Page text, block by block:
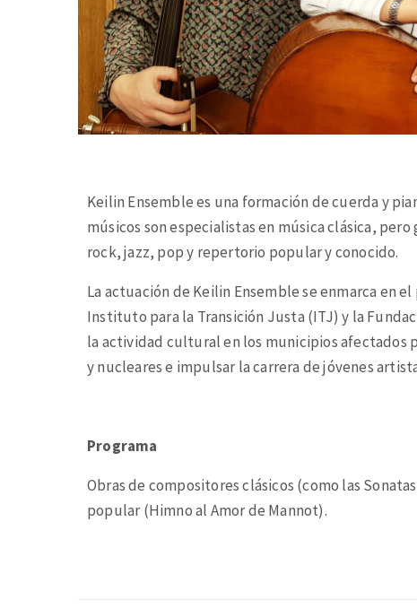
Keilin Ensemble es una formación de cuerda y
músicos son especialistas en música clásica,
rock, jazz, pop y repertorio popular y conocido.
La actuación de Keilin Ensemble se enmarca en el
Instituto para la Transición Justa (ITJ) y la
la actividad cultural en los municipios afectados
y nucleares e impulsar la carrera de jóvenes
Programa
Obras de compositores clásicos (como las
popular (Himno al Amor de Mannot).